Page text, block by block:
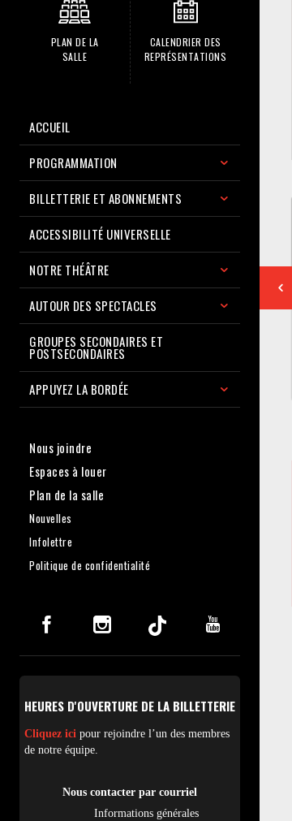
PLAN DE LA
SALLE
CALENDRIER DES
REPRÉSENTATIONS
ACCUEIL
PROGRAMMATION
BILLETTERIE ET ABONNEMENTS
ACCESSIBILITÉ UNIVERSELLE
NOTRE THÉÂTRE
AUTOUR DES SPECTACLES
GROUPES SECONDAIRES ET
POSTSECONDAIRES
APPUYEZ LA BORDÉE
Nous joindre
Espaces à louer
Plan de la salle
Nouvelles
Infolettre
Politique de confidentialité
HEURES D'OUVERTURE DE LA BILLETTERIE
Cliquez ici pour rejoindre l’un des membres
de notre équipe.
Nous contacter par courriel
Informations générales